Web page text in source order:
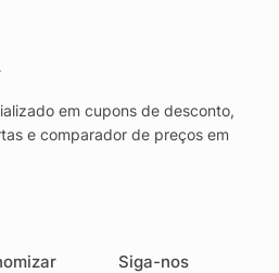
em cupons de desconto,
e comparador de preços em
Siga-nos